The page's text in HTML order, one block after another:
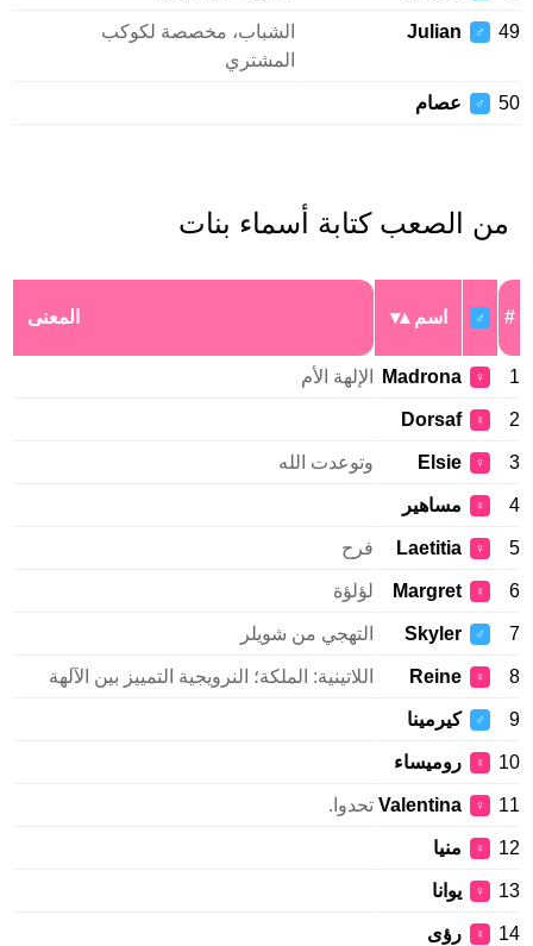
49
♂
Julian
الشباب، مخصصة لكوكب
المشتري
50
♂ عصام
من الصعب كتابة أسماء بنات
#
♂ اسم المعنى
1
♀
Madrona الإلهة الأم
2
♀
Dorsaf
3
♀
Elsie وتوعدت الله
4
♀ مساهير
5
♀
Laetitia فرح
6
♀
Margret لؤلؤة
7
♂
Skyler التهجي من شويلر
8
♀
Reine اللاتينية: الملكة؛ النرويجية التمييز بين الآلهة
9
♂ كيرمينا
10
♀ روميساء
11
♀
Valentina تحدوا.
12
♀ منيا
13
♀ يوانا
14
♀ رؤى